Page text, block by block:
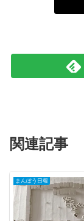
関連記事
まんぼう日報